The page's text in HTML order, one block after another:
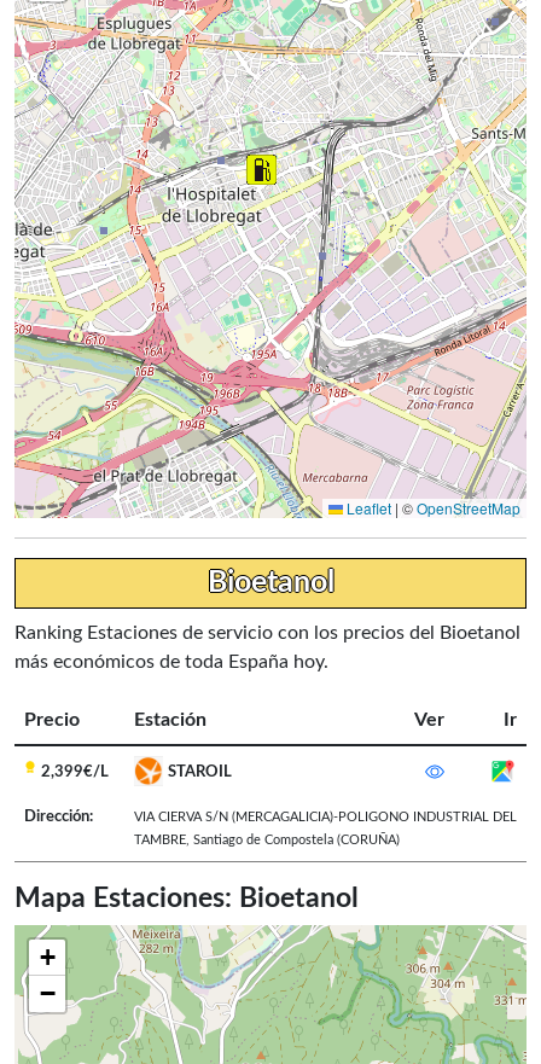
Leaflet | ©OpenStreetMap
Bioetanol
Ranking Estaciones de servicio con los precios del Bioetanol
más económicos de toda España hoy.
Precio Estación Ver Ir
2,399€/L STAROIL
Dirección:
VIA CIERVA S/N (MERCAGALICIA)-POLIGONO INDUSTRIAL DEL
TAMBRE Santiago de Compostela (CORUÑA)
Mapa Estaciones: Bioetanol
+
−